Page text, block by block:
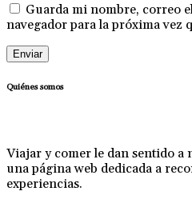
Guarda mi nombre, correo
navegador para la próxima vez
Quiénes somos
Viajar y comer le dan sentido a
una página web dedicada a
experiencias.